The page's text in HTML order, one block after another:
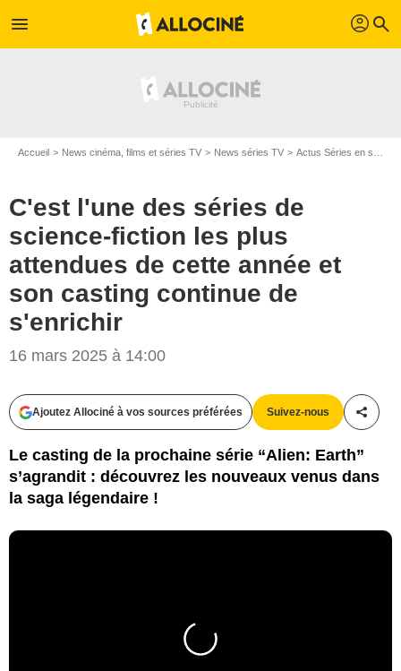
menu profil search
Accueil News cinéma, films et séries TV News séries TV Actus Séries en streaming
C'est l'une des séries de
science-fiction les plus
attendues de cette année et
son casting continue de
s'enrichir
16 mars 2025 à 14:00
Ajoutez Allociné à vos sources préférées Suivez-nous
Le casting de la prochaine série “Alien: Earth”
s’agrandit : découvrez les nouveaux venus dans
la saga légendaire !